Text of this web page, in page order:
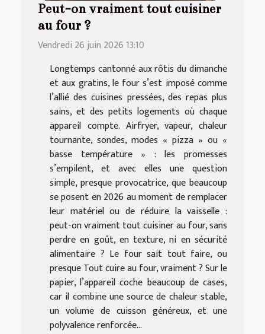
Peut-on vraiment tout cuisiner
au four ?
Vendredi 26 juin 2026 13:10
Longtemps cantonné aux rôtis du dimanche
et aux gratins, le four s’est imposé comme
l’allié des cuisines pressées, des repas plus
sains, et des petits logements où chaque
appareil compte. Airfryer, vapeur, chaleur
tournante, sondes, modes « pizza » ou «
basse température » : les promesses
s’empilent, et avec elles une question
simple, presque provocatrice, que beaucoup
se posent en 2026 au moment de remplacer
leur matériel ou de réduire la vaisselle :
peut-on vraiment tout cuisiner au four, sans
perdre en goût, en texture, ni en sécurité
alimentaire ? Le four sait tout faire, ou
presque Tout cuire au four, vraiment ? Sur le
papier, l’appareil coche beaucoup de cases,
car il combine une source de chaleur stable,
un volume de cuisson généreux, et une
polyvalence renforcée...